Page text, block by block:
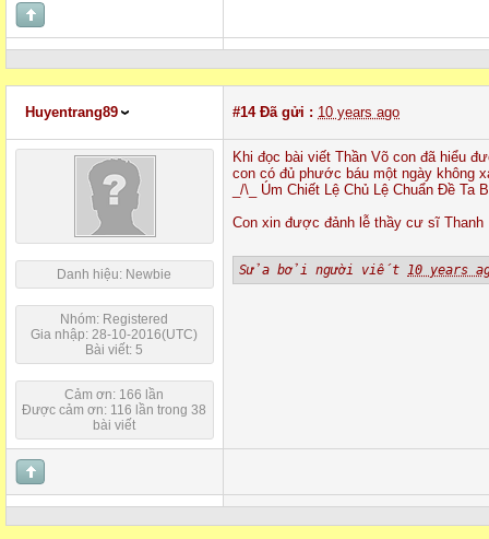
Huyentrang89 #14Đã gửi : 10 years ago
Danh hiệu: Newbie
Nhóm: Registered
Gia nhập: 28-10-2016(UTC)
Bài viết: 5
Cảm ơn: 166 lần
Được cảm ơn: 116 lần trong 38
bài viết
Khi đọc bài viết Thần Võ con đã hiểu
con có đủ phước báu một ngày không
_/\_ Úm Chiết Lệ Chủ Lệ Chuẩn Đề Ta
Con xin được đảnh lễ thầy cư sĩ Thanh
Sửa bởi người viết 10 years